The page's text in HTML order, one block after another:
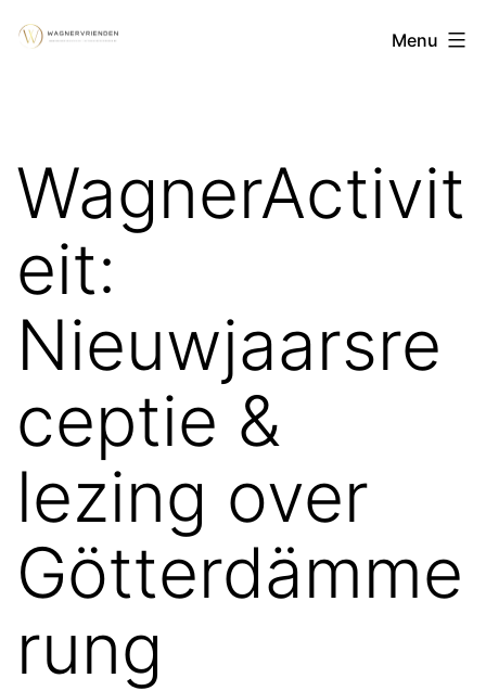
naarWagnerVrienden
Menu
WagnerActivit
eit:
Nieuwjaarsre
ceptie &
lezing over
Götterdämme
rung